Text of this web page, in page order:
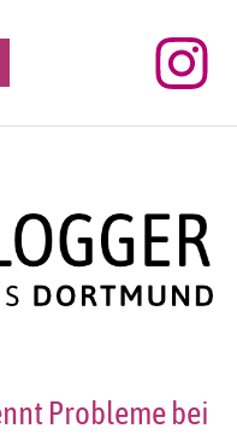
Probleme bei